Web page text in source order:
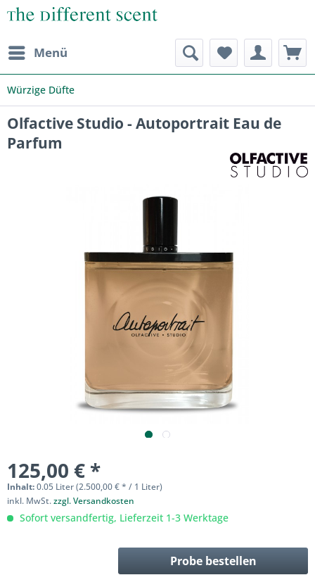
Menü
Würzige Düfte
Olfactive Studio - Autoportrait Eau de
Parfum
125,00 € *
Inhalt:0.05 Liter (2.500,00 € * / 1 Liter)
inkl. MwSt.zzgl. Versandkosten
Sofort versandfertig, Lieferzeit 1-3 Werktage
Probe bestellen